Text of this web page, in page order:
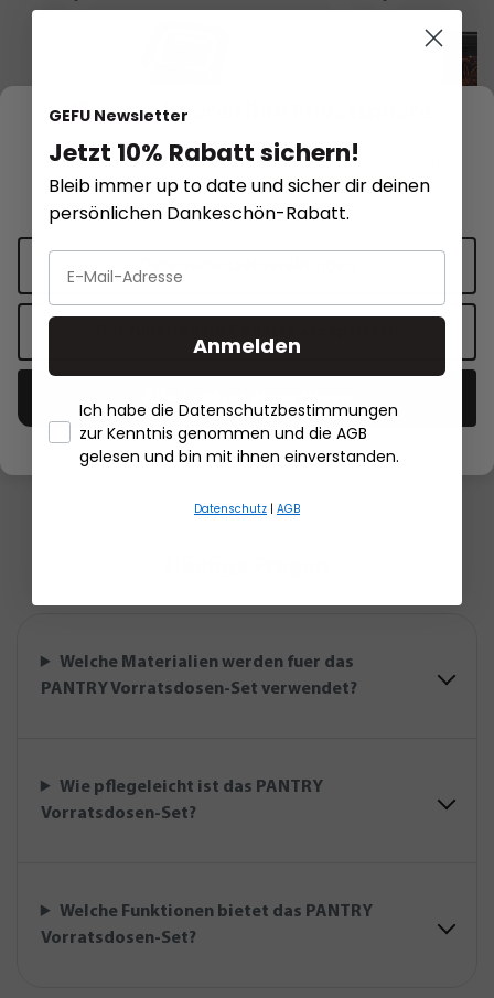
Vorratsdose PANTRY, mini, 400 ml
14,95 €*
In den Warenkorb
Vorratsdosen-Set
teilig
40,85 €*
Welche Materialien werden fuer das
PANTRY Vorratsdosen-Set verwendet?
Wie pflegeleicht ist das PANTRY
Vorratsdosen-Set?
Welche Funktionen bietet das PANTRY
Vorratsdosen-Set?
Wir respektieren Ihre Privatsphäre
Diese Website verwendet Cookies für Funktionalität und
personalisierte Werbung.Mehr Informationen.
Datenschutzeinstellungen
- Händlerbund Impressum
GEFU Newsletter
Jetzt 10% Rabatt sichern!
Bleib immer up to date und sicher dir deinen
persönlichen Dankeschön-Rabatt.
Anmelden
Ich habe die Datenschutzbestimmungen
zur Kenntnis genommen und die AGB
gelesen und bin mit ihnen einverstanden.
Datenschutz | AGB